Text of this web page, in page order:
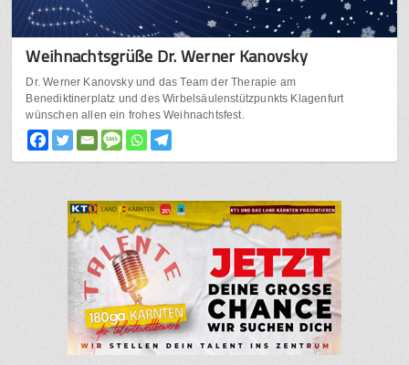
Weihnachtsgrüße Dr. Werner Kanovsky
Dr. Werner Kanovsky und das Team der Therapie am
Benediktinerplatz und des Wirbelsäulenstützpunkts Klagenfurt
wünschen allen ein frohes Weihnachtsfest.